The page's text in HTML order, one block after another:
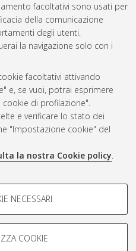
facoltativi sono usati per
della comunicazione
degli utenti.
la navigazione solo con i
facoltativi attivando
e, se vuoi, potrai esprimere
cookie di profilazione".
e verificare lo stato dei
"Impostazione cookie" del
la nostra Cookie policy.
-
le caratteristiche della
in base al loro comportamento
NECESSARI
COOKIE